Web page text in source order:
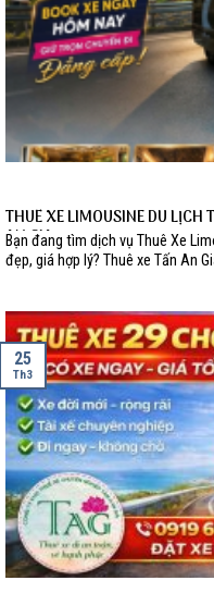
THUÊ XE LIMOUSINE DU LỊCH
AN GIA
Bạn đang tìm dịch vụ Thuê Xe
đẹp, giá hợp lý? Thuê xe Tấn An
25
Th3